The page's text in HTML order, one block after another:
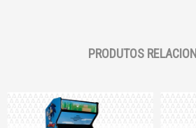
PRODUTOS